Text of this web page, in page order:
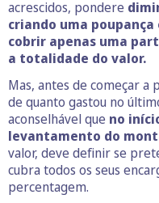
acrescidos, pondere
criando uma poupança
cobrir apenas uma
a totalidade do valor.
Mas, antes de começar a
de quanto gastou no
aconselhável que no
levantamento do
valor, deve definir se
cubra todos os seus
percentagem.